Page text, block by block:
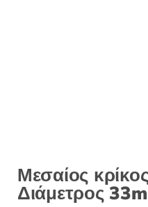
Μεσαίος
Διάμετρος